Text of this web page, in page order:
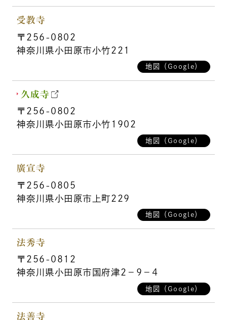
受教寺
〒256-0802
神奈川県小田原市小竹221
地図（Google）
久成寺
〒256-0802
神奈川県小田原市小竹1902
地図（Google）
廣宣寺
〒256-0805
神奈川県小田原市上町229
地図（Google）
法秀寺
〒256-0812
神奈川県小田原市国府津2－9－4
地図（Google）
法善寺